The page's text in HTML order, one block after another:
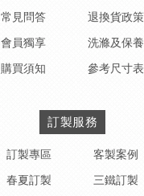
常見問答 退換貨政策
會員獨享 洗滌及保養
購買須知 參考尺寸表
訂製服務
訂製專區 客製案例
春夏訂製 三鐵訂製